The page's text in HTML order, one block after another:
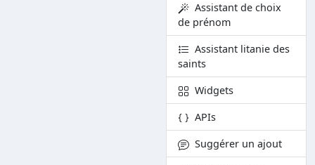
Assistant de choix
de prénom
Assistant litanie des
saints
Widgets
APIs
Suggérer un ajout